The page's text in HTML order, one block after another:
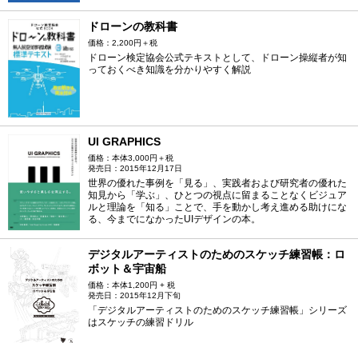
ドローンの教科書
価格：2,200円＋税
ドローン検定協会公式テキストとして、ドローン操縦者が知
っておくべき知識を分かりやすく解説
UI GRAPHICS
価格：本体3,000円＋税
発売日：2015年12月17日
世界の優れた事例を「見る」、実践者および研究者の優れた
知見から「学ぶ」、ひとつの視点に留まることなくビジュア
ルと理論を「知る」ことで、手を動かし考え進める助けにな
る、今までになかったUIデザインの本。
デジタルアーティストのためのスケッチ練習帳：ロ
ボット＆宇宙船
価格：本体1,200円 + 税
発売日：2015年12月下旬
「デジタルアーティストのためのスケッチ練習帳」シリーズ
はスケッチの練習ドリル